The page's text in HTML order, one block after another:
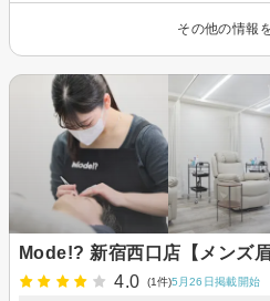
その他の情報
Mode!? 新宿西口店【メンズ眉
4.0
(1件)5月26日掲載開始